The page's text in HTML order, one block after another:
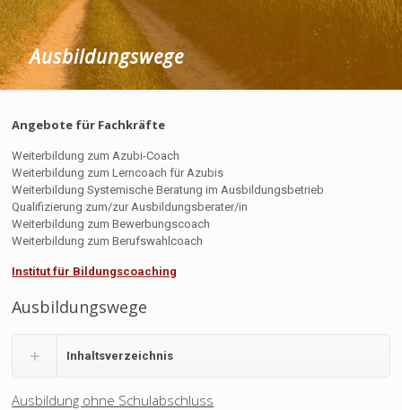
Ausbildungswege
Angebote für Fachkräfte
Weiterbildung zum Azubi-Coach
Weiterbildung zum Lerncoach für Azubis
Weiterbildung Systemische Beratung im Ausbildungsbetrieb
Qualifizierung zum/zur Ausbildungsberater/in
Weiterbildung zum Bewerbungscoach
Weiterbildung zum Berufswahlcoach
Institut für Bildungscoaching
Ausbildungswege
Inhaltsverzeichnis
Ausbildung ohne Schulabschluss